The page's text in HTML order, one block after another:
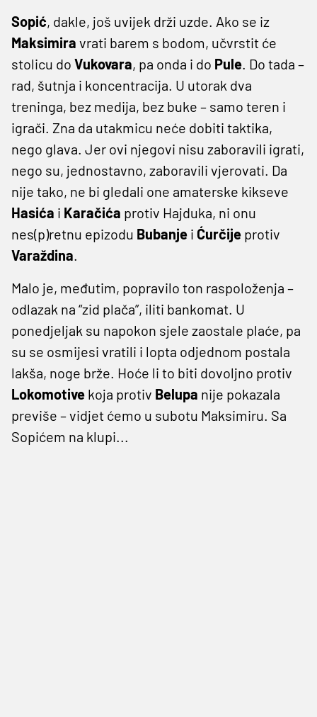
Sopić, dakle, još uvijek drži uzde. Ako se iz
Maksimira vrati barem s bodom, učvrstit će
stolicu do Vukovara, pa onda i do Pule. Do tada –
rad, šutnja i koncentracija. U utorak dva
treninga, bez medija, bez buke – samo teren i
igrači. Zna da utakmicu neće dobiti taktika,
nego glava. Jer ovi njegovi nisu zaboravili igrati,
nego su, jednostavno, zaboravili vjerovati. Da
nije tako, ne bi gledali one amaterske kikseve
Hasića i Karačića protiv Hajduka, ni onu
nes(p)retnu epizodu Bubanje i Ćurčije protiv
Varaždina.
Malo je, međutim, popravilo ton raspoloženja –
odlazak na “zid plača”, iliti bankomat. U
ponedjeljak su napokon sjele zaostale plaće, pa
su se osmijesi vratili i lopta odjednom postala
lakša, noge brže. Hoće li to biti dovoljno protiv
Lokomotive koja protiv Belupa nije pokazala
previše – vidjet ćemo u subotu Maksimiru. Sa
Sopićem na klupi...